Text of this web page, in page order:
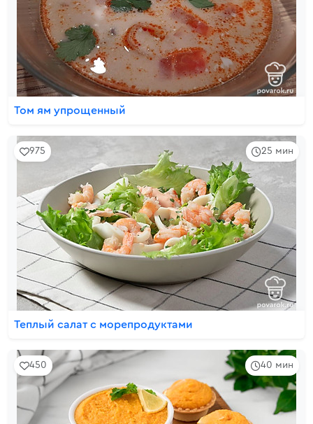
Том ям упрощенный
25 мин
975
Теплый салат с морепродуктами
40 мин
450